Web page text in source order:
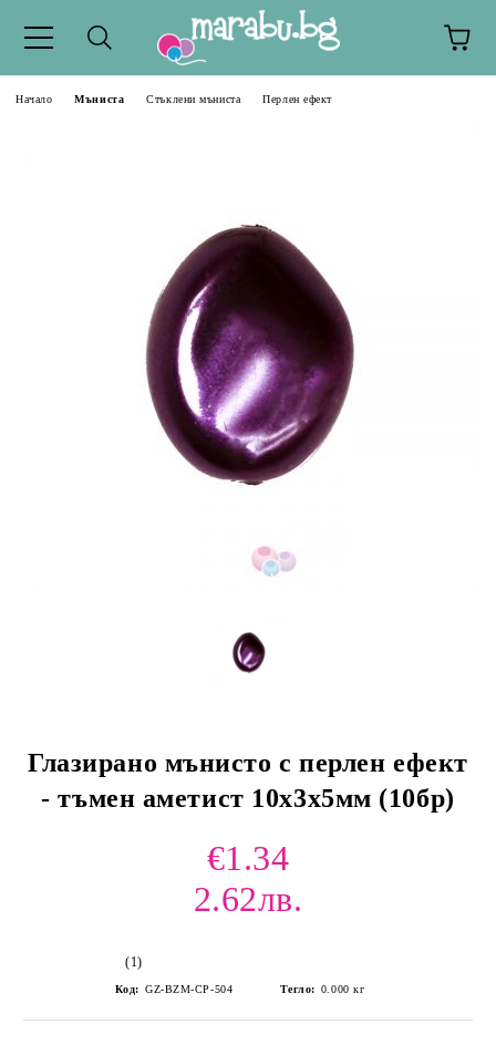
Начало Мъниста Стъклени мъниста Перлен ефект
Глазирано мънисто с перлен ефект
- тъмен аметист 10х3х5мм (10бр)
€1.34
2.62лв.
(1)
Код: GZ-BZM-CP-504 Тегло: 0.000 кг